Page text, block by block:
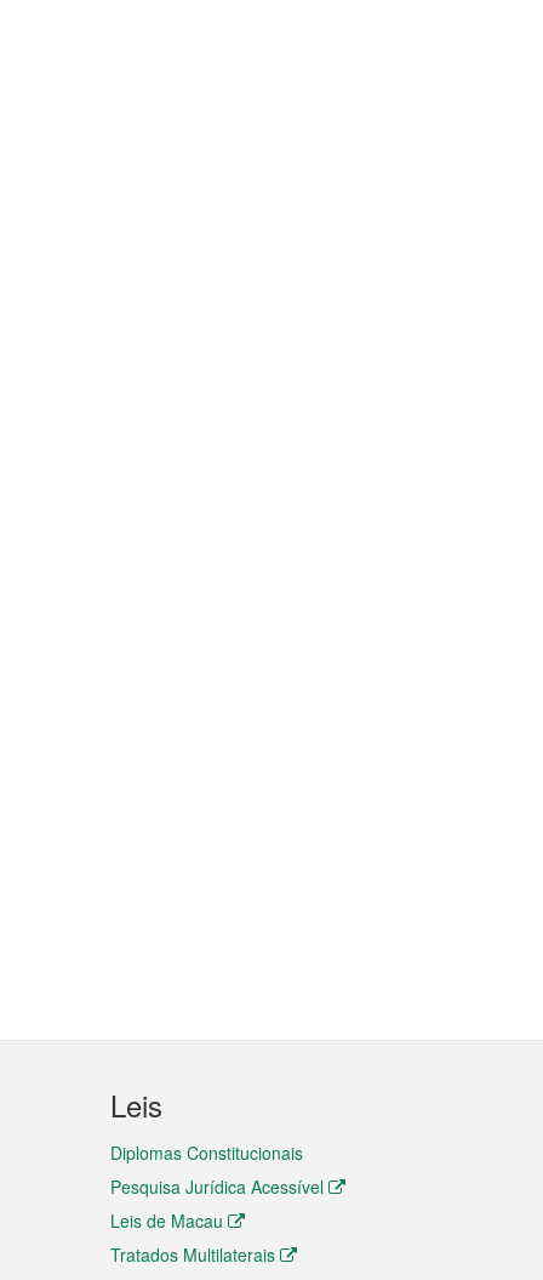
Leis
Diplomas Constitucionais
Pesquisa Jurídica Acessível
Leis de Macau
Tratados Multilaterais